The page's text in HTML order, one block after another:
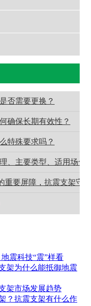
否需要更换？
确保长期有效性？
特殊要求吗？
、主要类型‌、适用场合
重要屏障，抗震支架守
震科技“震”样看
架为什么能抵御地震
架市场发展趋势
？抗震支架有什么作